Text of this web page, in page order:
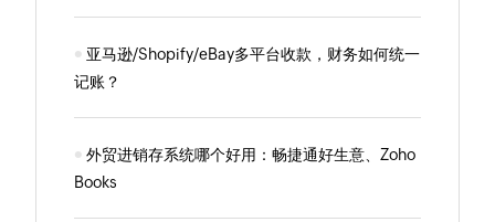
亚马逊/Shopify/eBay多平台收款，财务如何统一
记账？
外贸进销存系统哪个好用：畅捷通好生意、Zoho
Books